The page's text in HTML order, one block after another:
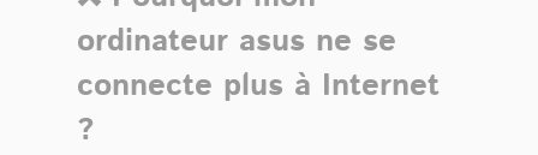
ordinateur asus ne se
connecte plus à Internet
?